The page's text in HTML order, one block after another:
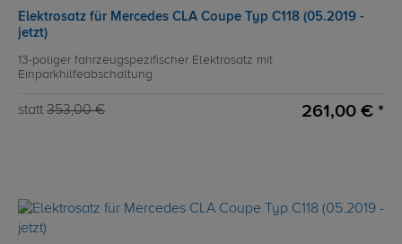
Elektrosatz für Mercedes CLA Coupe Typ C118 (05.2019 -
jetzt)
13-poliger fahrzeugspezifischer Elektrosatz mit
Einparkhilfeabschaltung
statt 353,00 € 261,00 € *